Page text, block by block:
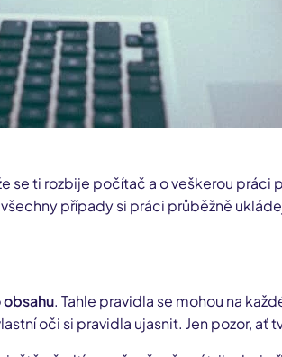
se ti rozbije počítač a o veškerou
případy si práci průběžně
. Tahle pravidla se mohou na
oči si pravidla ujasnit. Jen pozor, ať